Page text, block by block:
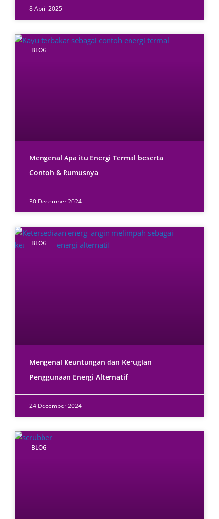
8 April 2025
BLOG
Mengenal Apa itu Energi Termal beserta
Contoh & Rumusnya
30 December 2024
BLOG
Mengenal Keuntungan dan Kerugian
Penggunaan Energi Alternatif
24 December 2024
BLOG